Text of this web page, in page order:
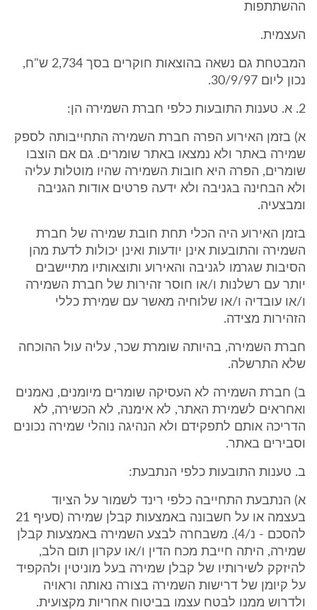
ההשתתפות
העצמית.
המבטחת גם נשאה בהוצאות חוקרים בסך 2,734 ש"ח,
נכון ליום 30/9/97.
2. א. טענות התובעות כלפי חברת השמירה הן:
א) בזמן האירוע הפרה חברת השמירה התחייבותה לספק
שמירה באתר ולא נמצאו באתר שומרים. גם אם הוצבו
שומרים, הפרה היא חובות השמירה שהיו מוטלות עליה
ולא הבחינה בגניבה ולא ידעה פרטים אודות הגניבה
ומבצעיה.
בזמן האירוע היה הכלי תחת חובת שמירה של חברת
השמירה והתובעות אינן יודעות ואינן יכולות לדעת מהן
הסיבות שגרמו לגניבה והאירוע ותוצאותיו מתיישבים
יותר עם רשלנות ו/או חוסר זהירות של חברת השמירה
ו/או עובדיה ו/או שלוחיה מאשר עם שמירת כללי
הזהירות מצידה.
חברת השמירה, בהיותה שומרת שכר, עליה עול ההוכחה
שלא התרשלה.
ב) חברת השמירה לא העסיקה שומרים מיומנים, נאמנים
ואחראים לשמירת האתר, לא אימנה, לא הכשירה, לא
הדריכה אותם לתפקידם ולא הנהיגה נוהלי שמירה נכונים
וסבירים באתר.
ב. טענות התובעות כלפי הנתבעת:
א) הנתבעת התחייבה כלפי רינד לשמור על הציוד
בעצמה או על חשבונה באמצעות קבלן שמירה (סעיף 21
להסכם - נ/4). משבחרה לבצע השמירה באמצעות קבלן
שמירה, היתה חייבת מכח הדין ו/או עקרון תום הלב,
להיזקק לשירותיו של קבלן שמירה בעל מוניטין ולהקפיד
על קיומן של דרישות השמירה בצורה נאותה וראויה
ולדרוש ממנו לבטח עצמו בביטוח אחריות מקצועית.